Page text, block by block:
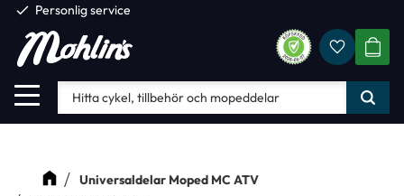
Meny
check Personlig service
Universaldelar Moped MC ATV